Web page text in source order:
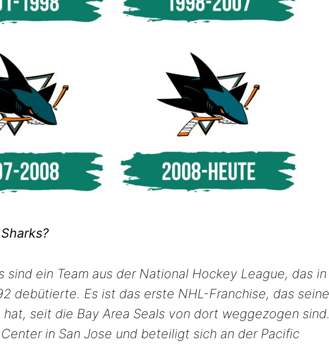
sind ein Team aus der National Hockey League, das in
debütierte. Es ist das erste NHL-Franchise, das
hat, seit die Bay Area Seals von dort weggezogen
in San Jose und beteiligt sich an der Pacific